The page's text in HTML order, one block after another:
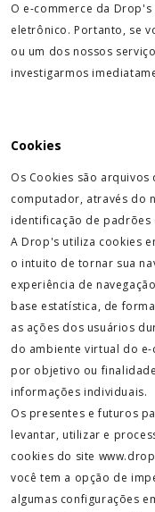
O e-commerce da
eletrônico. Portanto, se
ou um dos nossos
investigarmos
Cookies
Os Cookies são
computador, através do
identificação de
A Drop's utiliza cookies
o intuito de tornar sua
experiência de
base estatística, de
as ações dos usuários
do ambiente virtual do
por objetivo ou
informações individuais.
Os presentes e futuros
levantar, utilizar e
cookies do site
você tem a opção de
algumas configurações